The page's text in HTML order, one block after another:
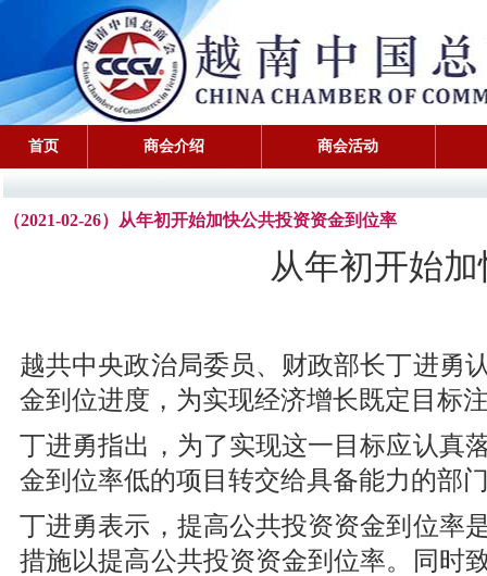
首页 商会介绍 商会活动
（2021-02-26）从年初开始加快公共投资资金到位率
从年初开始
越共中央政治局委员、财政部长丁进勇
金到位进度，为实现经济增长既定目标
丁进勇指出，为了实现这一目标应认真
金到位率低的项目转交给具备能力的部
丁进勇表示，提高公共投资资金到位率
措施以提高公共投资资金到位率。同时